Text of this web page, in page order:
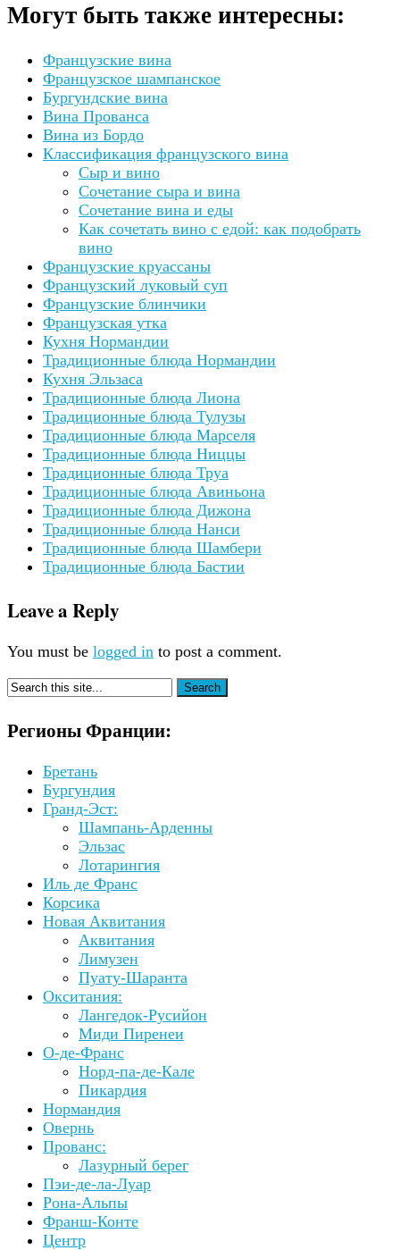
Могут быть также интересны:
Французские вина
Французское шампанское
Бургундские вина
Вина Прованса
Вина из Бордо
Классификация французского вина
Сыр и вино
Сочетание сыра и вина
Сочетание вина и еды
Как сочетать вино с едой: как подобрать
вино
Французские круассаны
Французский луковый суп
Французские блинчики
Французская утка
Кухня Нормандии
Традиционные блюда Нормандии
Кухня Эльзаса
Традиционные блюда Лиона
Традиционные блюда Тулузы
Традиционные блюда Марселя
Традиционные блюда Ниццы
Традиционные блюда Труа
Традиционные блюда Авиньона
Традиционные блюда Дижона
Традиционные блюда Нанси
Традиционные блюда Шамбери
Традиционные блюда Бастии
Leave a Reply
You must be logged in to post a comment.
Регионы Франции:
Бретань
Бургундия
Гранд-Эст:
Шампань-Арденны
Эльзас
Лотарингия
Иль де Франс
Корсика
Новая Аквитания
Аквитания
Лимузен
Пуату-Шаранта
Окситания:
Лангедок-Русийон
Миди Пиренеи
О-де-Франс
Норд-па-де-Кале
Пикардия
Нормандия
Овернь
Прованс:
Лазурный берег
Пэи-де-ла-Луар
Рона-Альпы
Франш-Конте
Центр